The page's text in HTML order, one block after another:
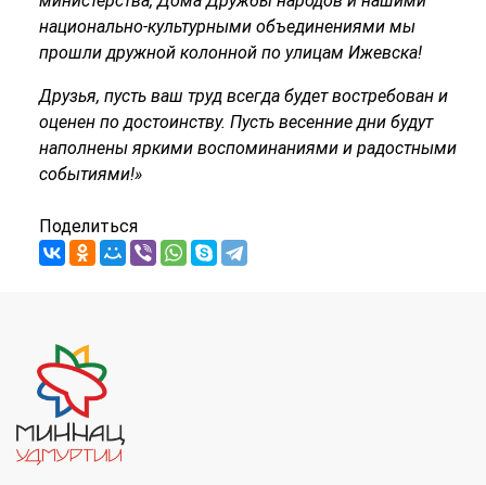
национально-культурными объединениями мы
прошли дружной колонной по улицам Ижевска!
Друзья, пусть ваш труд всегда будет востребован и
оценен по достоинству. Пусть весенние дни будут
наполнены яркими воспоминаниями и радостными
событиями!»
Поделиться